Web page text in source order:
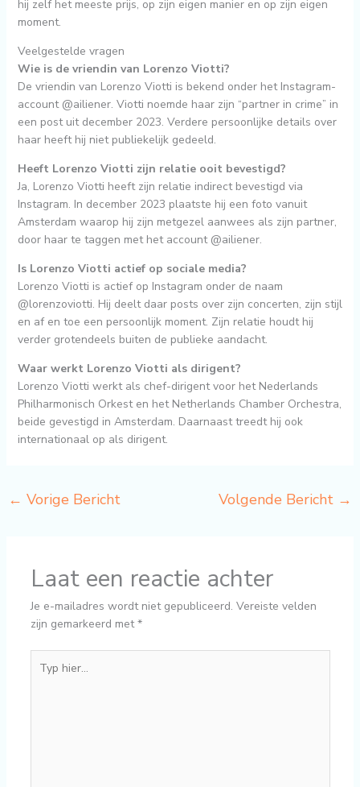
hij zelf het meeste prijs, op zijn eigen manier en op zijn eigen
moment.
Veelgestelde vragen
Wie is de vriendin van Lorenzo Viotti?
De vriendin van Lorenzo Viotti is bekend onder het Instagram-
account @ailiener. Viotti noemde haar zijn “partner in crime” in
een post uit december 2023. Verdere persoonlijke details over
haar heeft hij niet publiekelijk gedeeld.
Heeft Lorenzo Viotti zijn relatie ooit bevestigd?
Ja, Lorenzo Viotti heeft zijn relatie indirect bevestigd via
Instagram. In december 2023 plaatste hij een foto vanuit
Amsterdam waarop hij zijn metgezel aanwees als zijn partner,
door haar te taggen met het account @ailiener.
Is Lorenzo Viotti actief op sociale media?
Lorenzo Viotti is actief op Instagram onder de naam
@lorenzoviotti. Hij deelt daar posts over zijn concerten, zijn stijl
en af en toe een persoonlijk moment. Zijn relatie houdt hij
verder grotendeels buiten de publieke aandacht.
Waar werkt Lorenzo Viotti als dirigent?
Lorenzo Viotti werkt als chef-dirigent voor het Nederlands
Philharmonisch Orkest en het Netherlands Chamber Orchestra,
beide gevestigd in Amsterdam. Daarnaast treedt hij ook
internationaal op als dirigent.
← Vorige Bericht Volgende Bericht →
Laat een reactie achter
Je e-mailadres wordt niet gepubliceerd. Vereiste velden
zijn gemarkeerd met*
hier...